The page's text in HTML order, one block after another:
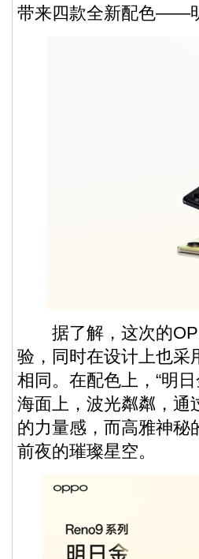
带来四款全新配色——
据了解，这次的
验，同时在设计上也采
相同。在配色上，“明
海面上，波光粼粼，通
的力量感，而高雅神秘
前夜的璀璨星空。